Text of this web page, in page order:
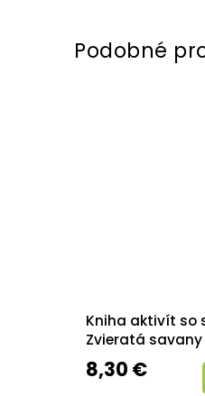
Kniha aktivít so
Zvieratá savany
8,30 €